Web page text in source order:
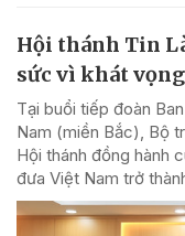
Hội thánh Tin
sức vì khát
Tại buổi tiếp đoàn
Nam (miền Bắc), Bộ
Hội thánh đồng hành
đưa Việt Nam trở